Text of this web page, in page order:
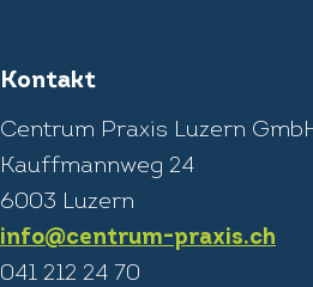
Kontakt
Centrum Praxis Luzern
Kauffmannweg 24
6003 Luzern
info@centrum-praxis.ch
041 212 24 70